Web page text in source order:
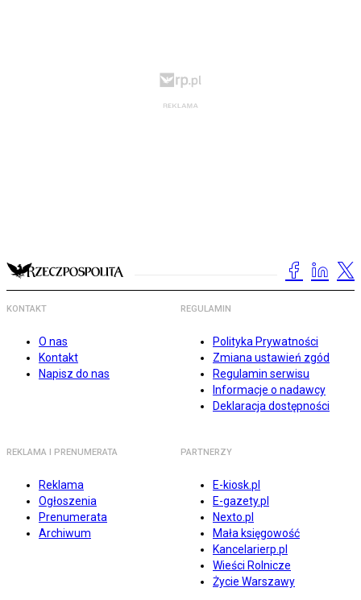
KONTAKT
O nas
Kontakt
Napisz do nas
REGULAMIN
Polityka Prywatności
Zmiana ustawień zgód
Regulamin serwisu
Informacje o nadawcy
Deklaracja dostępności
REKLAMA I PRENUMERATA
Reklama
Ogłoszenia
Prenumerata
Archiwum
PARTNERZY
E-kiosk.pl
E-gazety.pl
Nexto.pl
Mała księgowość
Kancelarierp.pl
Wieści Rolnicze
Życie Warszawy